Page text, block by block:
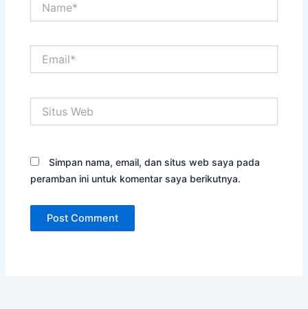
Web
Simpan nama, email, dan situs web saya pada
peramban ini untuk komentar saya berikutnya.